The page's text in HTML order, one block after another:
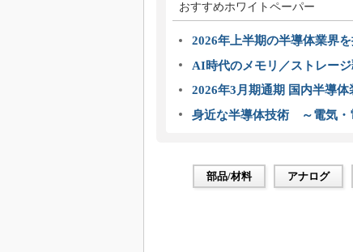
おすすめホワイトペーパー
2026年上半期の半導体業界
AI時代のメモリ／ストレー
2026年3月期通期 国内半導
身近な半導体技術 ～電気・
部品/材料 アナログ